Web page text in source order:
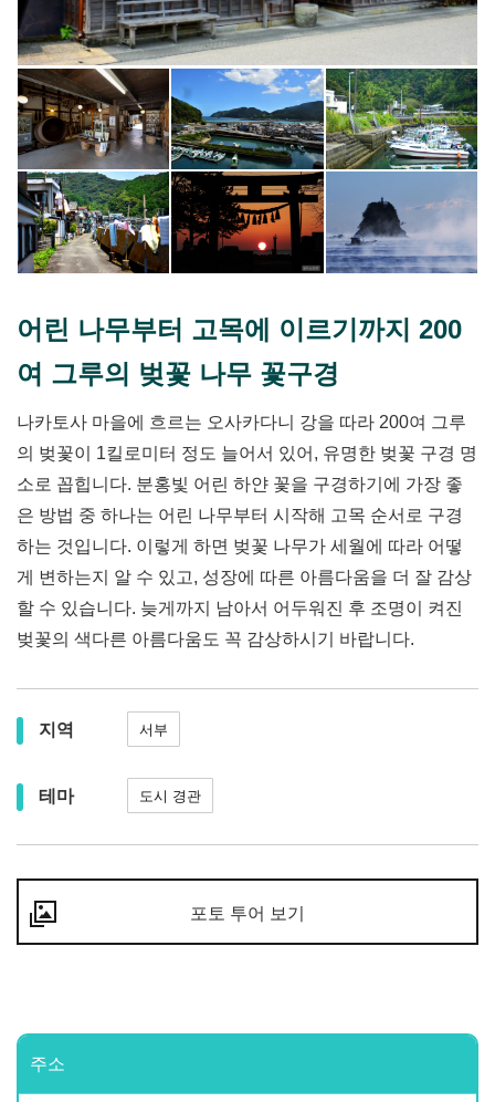
어린 나무부터 고목에 이르기까지 200
여 그루의 벚꽃 나무 꽃구경
나카토사 마을에 흐르는 오사카다니 강을 따라 200여 그루
의 벚꽃이 1킬로미터 정도 늘어서 있어, 유명한 벚꽃 구경 명
소로 꼽힙니다. 분홍빛 어린 하얀 꽃을 구경하기에 가장 좋
은 방법 중 하나는 어린 나무부터 시작해 고목 순서로 구경
하는 것입니다. 이렇게 하면 벚꽃 나무가 세월에 따라 어떻
게 변하는지 알 수 있고, 성장에 따른 아름다움을 더 잘 감상
할 수 있습니다. 늦게까지 남아서 어두워진 후 조명이 켜진
벚꽃의 색다른 아름다움도 꼭 감상하시기 바랍니다.
지역 서부
테마 도시 경관
포토 투어 보기
주소